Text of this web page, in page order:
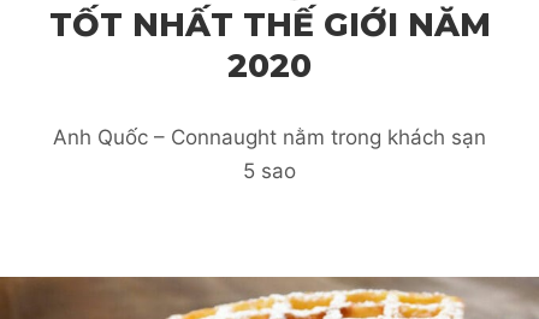
TỐT NHẤT THẾ GIỚI NĂM
2020
Anh Quốc – Connaught nằm trong khách sạn
5 sao